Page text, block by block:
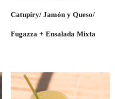
Catupiry/ Jamón y Queso/
Fugazza + Ensalada Mixta